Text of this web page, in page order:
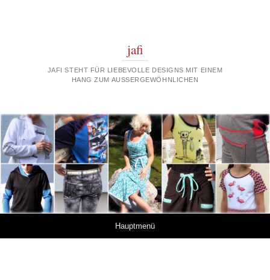
jafi
JAFI STEHT FÜR LIEBEVOLLE DESIGNS MIT EINEM
HANG ZUM AUSSERGEWÖHNLICHEN
Hauptmenü